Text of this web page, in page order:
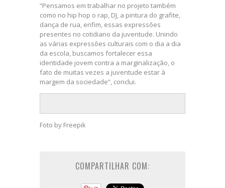
“Pensamos em trabalhar no projeto também
como no hip hop o rap, DJ, a pintura do grafite,
dança de rua, enfim, essas expressões
presentes no cotidiano da juventude. Unindo
as várias expressões culturais com o dia a dia
da escola, buscamos fortalecer essa
identidade jovem contra a marginalização, o
fato de muitas vezes a juventude estar à
margem da sociedade”, conclui.
Foto by Freepik
COMPARTILHAR COM: